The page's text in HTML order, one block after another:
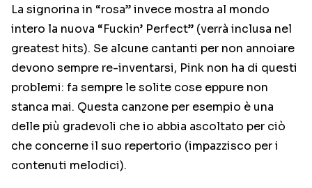
La signorina in “rosa” invece mostra al mondo
intero la nuova “Fuckin’ Perfect” (verrà inclusa nel
greatest hits). Se alcune cantanti per non annoiare
devono sempre re-inventarsi, Pink non ha di questi
problemi: fa sempre le solite cose eppure non
stanca mai. Questa canzone per esempio è una
delle più gradevoli che io abbia ascoltato per ciò
che concerne il suo repertorio (impazzisco per i
contenuti melodici).